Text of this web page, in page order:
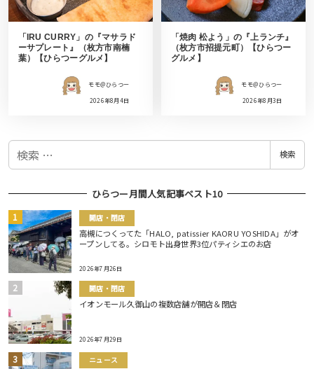
「IRU CURRY」の『マサラド
ーサプレート』（枚方市南楠
葉）【ひらつーグルメ】
モモ＠ひらつー
2026年8月4日
「焼肉 松よう」の『上ランチ』
（枚方市招提元町）【ひらつー
グルメ】
モモ＠ひらつー
2026年8月3日
検
検索
ひらつー月間人気記事ベスト10
開店・閉店
高槻につくってた「HALO, patissier KAORU YOSHIDA」がオ
ープンしてる。シロモト出身世界3位パティシエのお店
2026年7月26日
開店・閉店
イオンモール久御山の複数店舗が開店＆閉店
2026年7月29日
ニュース